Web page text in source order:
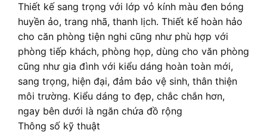
Thiết kế sang trọng với lớp vỏ kính màu đen bóng
huyền ảo, trang nhã, thanh lịch. Thiết kế hoàn hảo
cho căn phòng tiện nghi cũng như phù hợp với
phòng tiếp khách, phòng họp, dùng cho văn phòng
cũng như gia đình với kiểu dáng hoàn toàn mới,
sang trọng, hiện đại, đảm bảo vệ sinh, thân thiện
môi trường. Kiểu dáng to đẹp, chắc chắn hơn,
ngay bên dưới là ngăn chứa đồ rộng
Thông số kỹ thuật